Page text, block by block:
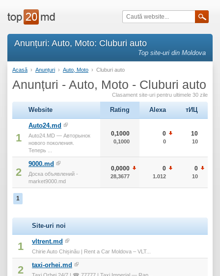
Anunțuri: Auto, Moto: Cluburi auto
Top site-uri din Moldova
Acasă › Anunțuri › Auto, Moto › Cluburi auto
Anunțuri - Auto, Moto - Cluburi auto
Clasament site-uri pentru ultimele 30 zile
Website Rating Alexa тИЦ
1
Auto24.md
Auto24.MD — Авторынок
нового поколения.
Теперь ...
0,1000
0,1000
0
0
10
10
2
9000.md
Доска объявлений -
market9000.md
0,0000
28,3677
0
1.012
0
10
1
Site-uri noi
1 vltrent.md
Chirie Auto Chișinău | Rent a Car Moldova – VLT...
2 taxi-orhei.md
Taxi Orhei 24/7 | ☎ 77777 | Taxi Imperial — Rap...